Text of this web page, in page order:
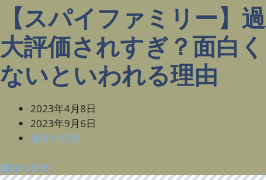
【スパイファミリー】過
大評価されすぎ？面白く
ないといわれる理由
2023年4月8日
2023年9月6日
趣味や娯楽
趣味や娯楽